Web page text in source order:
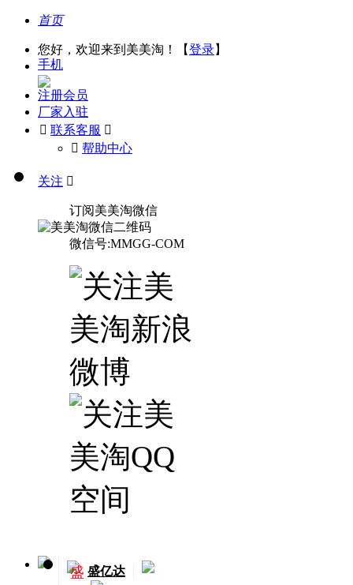
首页
您好，欢迎来到美美淘！【登录】
手机
注册会员
厂家入驻
 联系客服 
󰅃 帮助中心
关注 
订阅美美淘微信
微信号:MMGG-COM
盛 盛亿达